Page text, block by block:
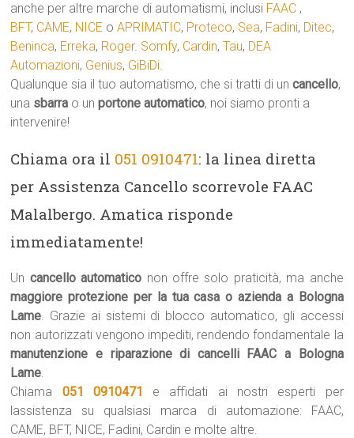
anche per altre marche di automatismi, inclusi FAAC ,
BFT, CAME, NICE oAPRIMATIC, Proteco, Sea, Fadini, Ditec,
Beninca, Erreka, Roger. Somfy, Cardin,Tau, DEA
Automazioni, Genius, GiBiDi.
Qualunque sia il tuo automatismo, che si tratti di uncancello,
una sbarra o unportone automatico, noi siamo pronti a
intervenire!
Chiama ora il 051 0910471: la linea diretta
per Assistenza Cancello scorrevole FAAC
Malalbergo. Amatica risponde
immediatamente!
Un cancello automatico non offre solo praticità, ma anche
maggiore protezione per la tua casa o azienda a Bologna
Lame. Grazie ai sistemi di blocco automatico, gli accessi
non autorizzati vengono impediti, rendendo fondamentale la
manutenzione e riparazione di cancelli FAAC a Bologna
Lame.
Chiama 051 0910471
e affidati ai nostri esperti per
lassistenza su qualsiasi marca di automazione: FAAC,
CAME, BFT, NICE, Fadini, Cardin e molte altre.